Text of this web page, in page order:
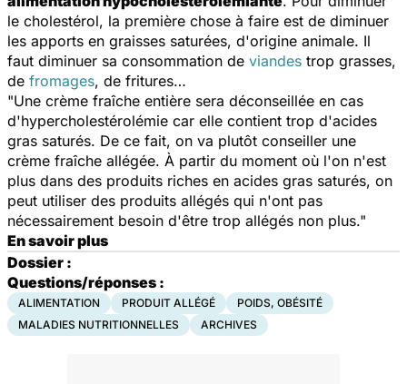
le cholestérol, la première chose à faire est de diminuer
les apports en graisses saturées, d'origine animale. Il
faut diminuer sa consommation de viandes trop grasses,
de fromages, de fritures…
"Une crème fraîche entière sera déconseillée en cas
d'hypercholestérolémie car elle contient trop d'acides
gras saturés. De ce fait, on va plutôt conseiller une
crème fraîche allégée. À partir du moment où l'on n'est
plus dans des produits riches en acides gras saturés, on
peut utiliser des produits allégés qui n'ont pas
nécessairement besoin d'être trop allégés non plus."
En savoir plus
Dossier :
Questions/réponses :
ALIMENTATION PRODUIT ALLÉGÉ
POIDS, OBÉSITÉ
MALADIES NUTRITIONNELLES
ARCHIVES